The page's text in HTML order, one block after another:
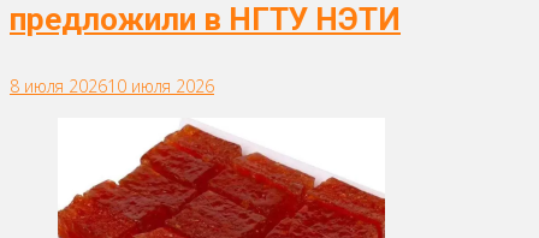
предложили в НГТУ НЭТИ
8 июля 202610 июля 2026